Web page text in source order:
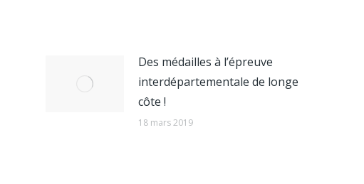
Des médailles à l’épreuve
interdépartementale de longe
côte !
18 mars 2019